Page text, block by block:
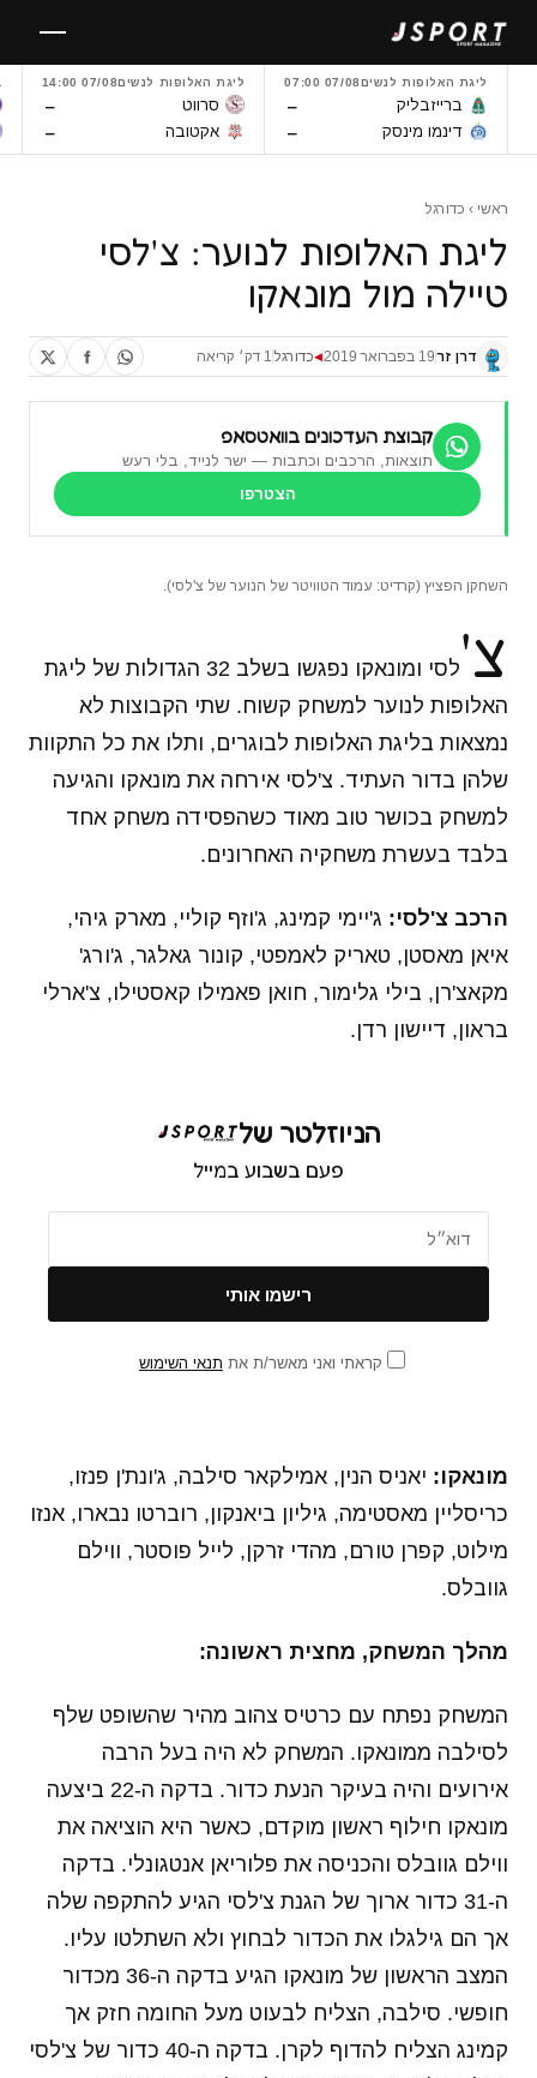
לתוכן
ליגת האלופות לנשים07/08 07:00
ברייזבליק –
דינמו מינסק –
ליגת האלופות לנשים07/08 14:00
סרווט –
אקטובה –
ראשי › כדורגל
ליגת האלופות לנוער: צ'לסי
טיילה מול מונאקו
דרן זר19 בפברואר 2019 ◀כדורגל 1 דק׳ קריאה
קבוצת העדכונים בוואטסאפ
תוצאות, הרכבים וכתבות — ישר לנייד, בלי רעש
הצטרפו
השחקן הפציץ (קרדיט: עמוד הטוויטר של הנוער של צ'לסי).
צ'
לסי ומונאקו נפגשו בשלב 32 הגדולות של ליגת
האלופות לנוער למשחק קשוח. שתי הקבוצות לא
נמצאות בליגת האלופות לבוגרים, ותלו את כל התקוות
שלהן בדור העתיד. צ'לסי אירחה את מונאקו והגיעה
למשחק בכושר טוב מאוד כשהפסידה משחק אחד
בלבד בעשרת משחקיה האחרונים.
הרכב צ'לסי: ג'יימי קמינג, ג'וזף קוליי, מארק גיהי,
איאן מאסטן, טאריק לאמפטי, קונור גאלגר, ג'ורג'
מקאצ'רן, בילי גלימור, חואן פאמילו קאסטילו, צ'ארלי
בראון, דיישון רדן.
הניוזלטר של
פעם בשבוע במייל
קראתי ואני מאשר/ת את תנאי השימוש
מונאקו: יאניס הנין, אמילקאר סילבה, ג'ונת'ן פנזו,
כריסליין מאסטימה, גיליון ביאנקון, רוברטו נבארו, אנזו
מילוט, קפרן טורם, מהדי זרקן, לייל פוסטר, ווילם
גוובלס.
מהלך המשחק, מחצית ראשונה:
המשחק נפתח עם כרטיס צהוב מהיר שהשופט שלף
לסילבה ממונאקו. המשחק לא היה בעל הרבה
אירועים והיה בעיקר הנעת כדור. בדקה ה-22 ביצעה
מונאקו חילוף ראשון מוקדם, כאשר היא הוציאה את
ווילם גוובלס והכניסה את פלוריאן אנטגונלי. בדקה
ה-31 כדור ארוך של הגנת צ'לסי הגיע להתקפה שלה
אך הם גילגלו את הכדור לבחוץ ולא השתלטו עליו.
המצב הראשון של מונאקו הגיע בדקה ה-36 מכדור
חופשי. סילבה, הצליח לבעוט מעל החומה חזק אך
קמינג הצליח להדוף לקרן. בדקה ה-40 כדור של צ'לסי